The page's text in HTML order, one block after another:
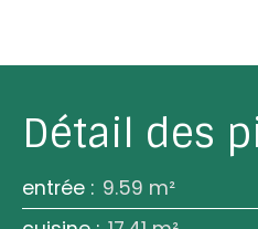
Détail des
entrée : 9.59 m²